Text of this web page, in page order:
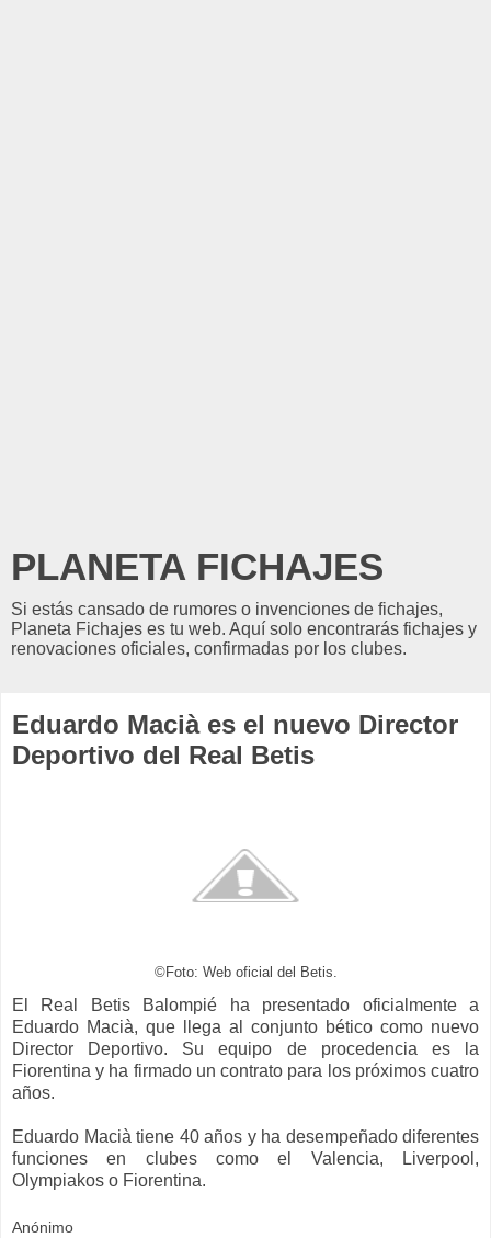
PLANETA FICHAJES
Si estás cansado de rumores o invenciones de fichajes,
Planeta Fichajes es tu web. Aquí solo encontrarás fichajes y
renovaciones oficiales, confirmadas por los clubes.
Eduardo Macià es el nuevo Director
Deportivo del Real Betis
©Foto: Web oficial del Betis.
El Real Betis Balompié ha presentado oficialmente a
Eduardo Macià, que llega al conjunto bético como nuevo
Director Deportivo. Su equipo de procedencia es la
Fiorentina y ha firmado un contrato para los próximos cuatro
años.
Eduardo Macià tiene 40 años y ha desempeñado diferentes
funciones en clubes como el Valencia, Liverpool,
Olympiakos o Fiorentina.
Anónimo